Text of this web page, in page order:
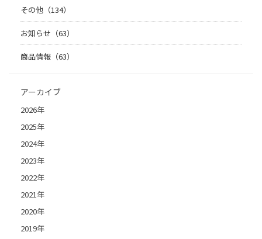
その他（134）
お知らせ（63）
商品情報（63）
アーカイブ
2026年
2025年
2024年
2023年
2022年
2021年
2020年
2019年